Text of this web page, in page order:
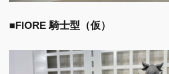
■FIORE 騎士型（仮）